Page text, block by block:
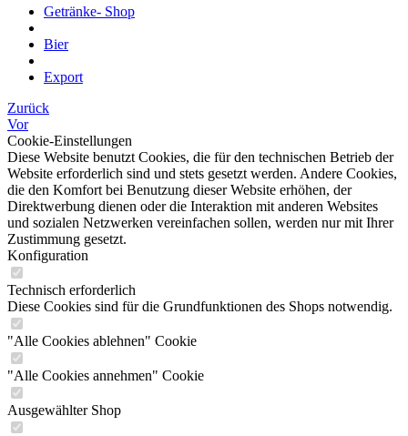
Getränke- Shop
Bier
Export
Zurück
Vor
Cookie-Einstellungen
Diese Website benutzt Cookies, die für den technischen Betrieb der
Website erforderlich sind und stets gesetzt werden. Andere Cookies,
die den Komfort bei Benutzung dieser Website erhöhen, der
Direktwerbung dienen oder die Interaktion mit anderen Websites
und sozialen Netzwerken vereinfachen sollen, werden nur mit Ihrer
Zustimmung gesetzt.
Konfiguration
Technisch erforderlich
Diese Cookies sind für die Grundfunktionen des Shops notwendig.
"Alle Cookies ablehnen" Cookie
"Alle Cookies annehmen" Cookie
Ausgewählter Shop